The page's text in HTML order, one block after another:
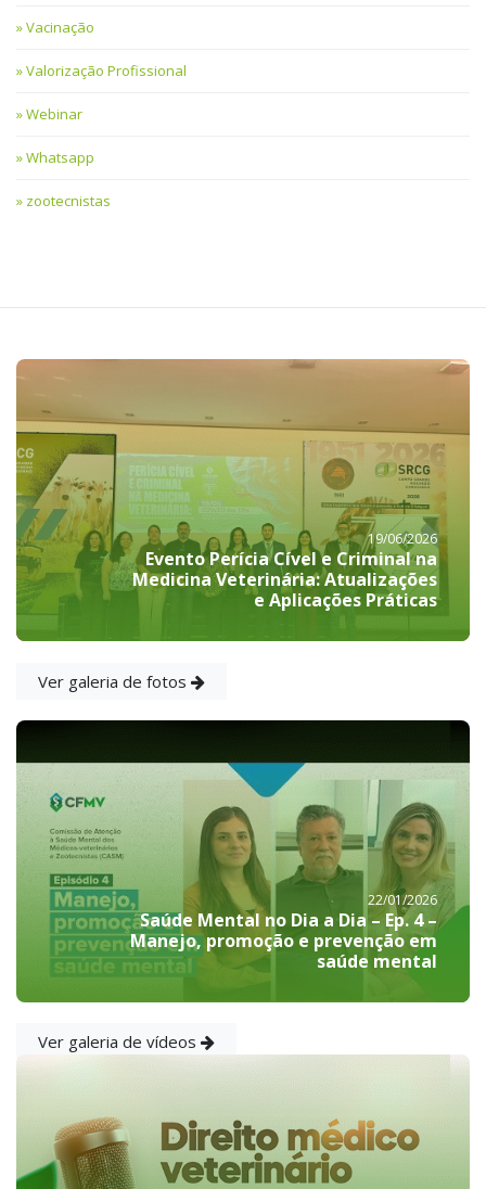
Vacinação
Valorização Profissional
Webinar
Whatsapp
zootecnistas
19/06/2026
Evento Perícia Cível e Criminal na
Medicina Veterinária: Atualizações
e Aplicações Práticas
Ver galeria de fotos
22/01/2026
Saúde Mental no Dia a Dia – Ep. 4 –
Manejo, promoção e prevenção em
saúde mental
Ver galeria de vídeos